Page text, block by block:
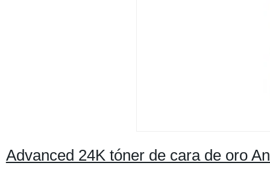
Advanced 24K tóner de cara de oro